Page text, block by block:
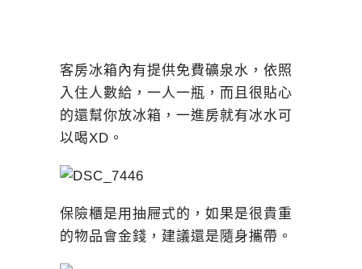
客房冰箱內有提供免費礦泉水，依照
入住人數給，一人一瓶，而且很貼心
的還幫你放冰箱，一進房就有冰水可
以喝XD。
保險櫃是用抽屜式的，如果是很貴重
的物品會金錢，建議還是隨身攜帶。